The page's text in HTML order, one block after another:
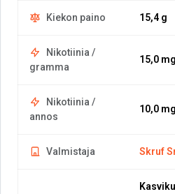
Kiekon paino 15,4 g
Nikotiinia /
gramma
15,0
Nikotiinia /
annos
10,0 mg
Valmistaja Skruf